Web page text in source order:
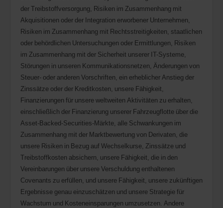
der Treibstoffversorgung, Risiken im Zusammenhang mit
Akquisitionen oder der Integration erworbener Unternehmen,
Risiken im Zusammenhang mit Rechtsstreitigkeiten, staatlichen
oder behördlichen Untersuchungen oder Ermittlungen, Risiken
im Zusammenhang mit der Sicherheit unserer IT-Systeme,
Störungen in unseren Kommunikationsnetzen, Änderungen von
Steuer- oder anderen Vorschriften, ein erheblicher Anstieg der
Zinssätze oder der Kreditkosten, unsere Fähigkeit,
Finanzierungen für unsere weltweiten Aktivitäten zu erhalten,
einschließlich der Finanzierung unserer Fahrzeugflotte über die
Asset-Backed-Securities-Märkte, alle Schwankungen im
Zusammenhang mit der Marktbewertung von Derivaten, die
unsere Risiken in Bezug auf Wechselkurse, Zinssätze und
Treibstoffkosten absichern, unsere Fähigkeit, die in den
Vereinbarungen über unsere Verschuldung enthaltenen
Covenants zu erfüllen, und unsere Fähigkeit, unsere zukünftigen
Ergebnisse genau einzuschätzen und unsere Strategie für
Wachstum und Kosteneinsparungen umzusetzen. Andere